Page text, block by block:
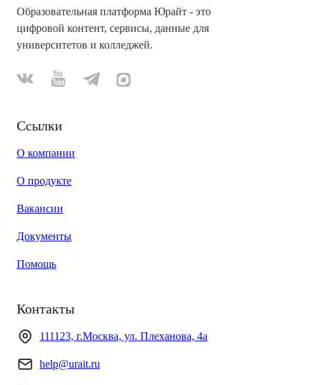
Образовательная платформа Юрайт - это
цифровой контент, сервисы, данные для
университетов и колледжей.
Ссылки
О компании
О продукте
Вакансии
Документы
Помощь
Контакты
111123, г.Москва, ул. Плеханова, 4а
help@urait.ru